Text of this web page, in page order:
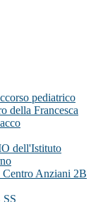
pediatrico
della Francesca
dell'Istituto
Anziani 2B
SS